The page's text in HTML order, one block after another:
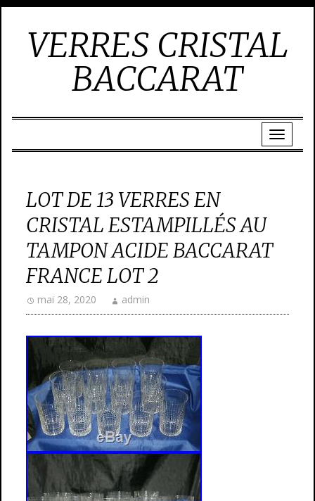
VERRES CRISTAL
BACCARAT
LOT DE 13 VERRES EN
CRISTAL ESTAMPILLÉS AU
TAMPON ACIDE BACCARAT
FRANCE LOT 2
mai 28, 2020 admin